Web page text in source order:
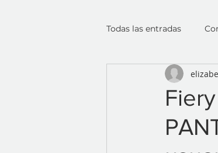
Todas las entradas